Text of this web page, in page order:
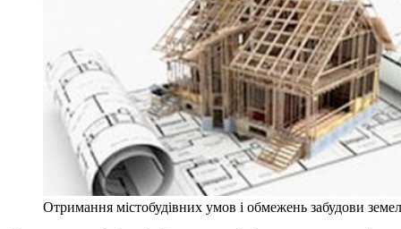
Отримання містобудівних умов і обмежень забудови